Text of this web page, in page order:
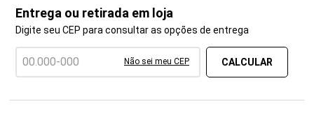
Entrega ou retirada em loja
Digite seu CEP para consultar as opções de entrega
Não sei meu CEP